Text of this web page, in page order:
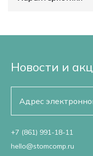
Новости и
+7 (861) 991-18-11
hello@stomcomp.ru